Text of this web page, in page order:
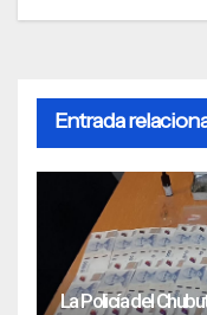
Entrada
La Policía del